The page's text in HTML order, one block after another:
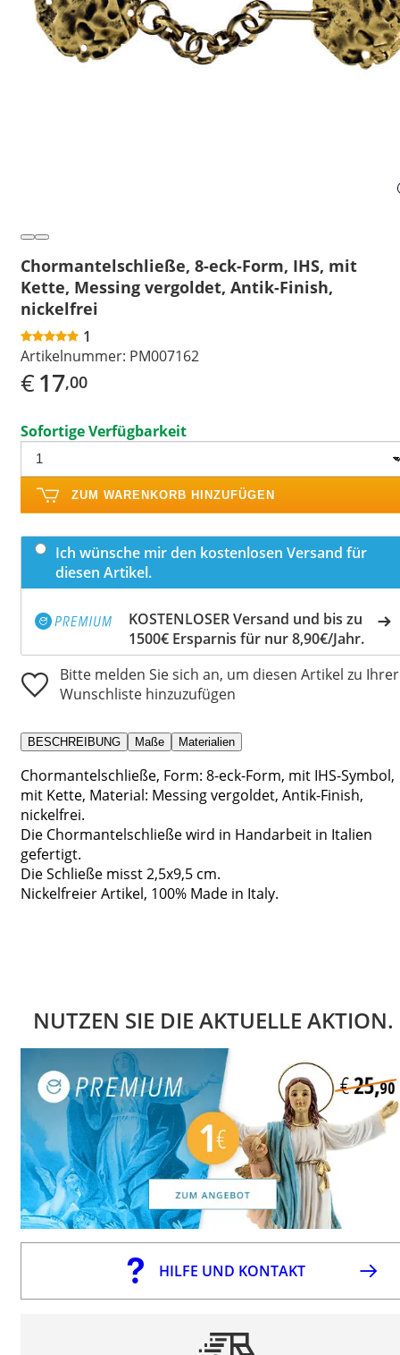
Chormantelschließe, 8-eck-Form, IHS, mit
Kette, Messing vergoldet, Antik-Finish,
nickelfrei
1
Artikelnummer: PM007162
€17,00
Sofortige Verfügbarkeit
ZUM WARENKORB HINZUFÜGEN
Ich wünsche mir den kostenlosen Versand für
diesen Artikel.
KOSTENLOSER Versand und bis zu
1500€ Ersparnis für nur 8,90€/Jahr.
Bitte melden Sie sich an, um diesen Artikel zu Ihrer
Wunschliste hinzuzufügen
BESCHREIBUNG Maße Materialien
Chormantelschließe, Form: 8-eck-Form, mit IHS-Symbol,
mit Kette, Material: Messing vergoldet, Antik-Finish,
nickelfrei.
Die Chormantelschließe wird in Handarbeit in Italien
gefertigt.
Die Schließe misst 2,5x9,5 cm.
Nickelfreier Artikel, 100% Made in Italy.
NUTZEN SIE DIE AKTUELLE AKTION.
HILFE UND KONTAKT